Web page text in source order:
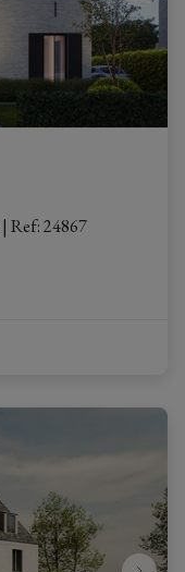
| Ref: 24867